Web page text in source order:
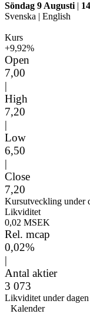
Söndag 9 Augusti |
Svenska | English
Kurs
+9,92%
Open
7,00
|
High
7,20
|
Low
6,50
|
Close
7,20
Kursutveckling under
Likviditet
0,02 MSEK
Rel. mcap
0,02%
|
Antal aktier
3 073
Likviditet under dagen
Kalender